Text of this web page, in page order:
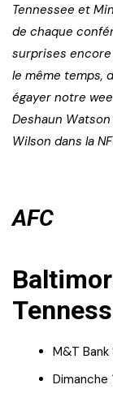
Tennessee et
de chaque
surprises encore
le même temps,
égayer notre
Deshaun Watson
Wilson dans la
AFC
M&T
Dimanche